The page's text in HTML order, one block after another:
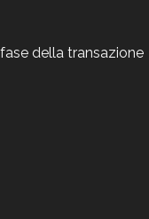
della transazione